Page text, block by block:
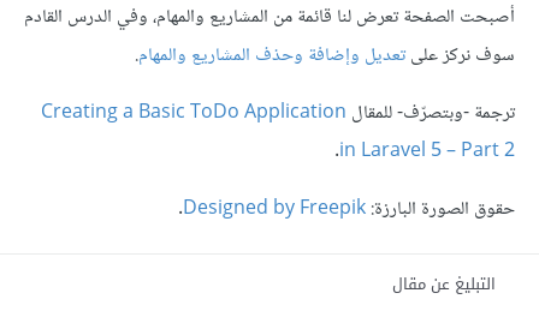
أصبحت الصفحة تعرض لنا قائمة من المشاريع والمهام، وفي الدرس القادم
سوف نركز علىتعديل وإضافة وحذف المشاريع والمهام.
ترجمة -وبتصرّف- للمقال Creating a Basic ToDo Application
in Laravel 5 – Part 2
.
حقوق الصورة البارزة:Designed by Freepik
.
التبليغ عن مقال